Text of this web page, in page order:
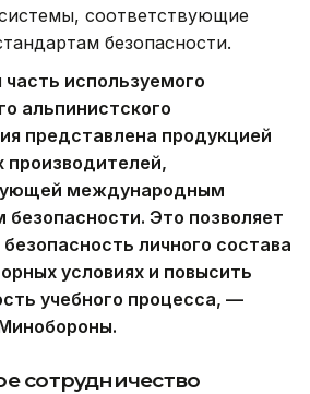
соответствующие
безопасности.
используемого
альпинистского
представлена продукцией
производителей,
международным
безопасности. Это позволяет
личного состава
условиях и повысить
учебного процесса, —
сотрудничество